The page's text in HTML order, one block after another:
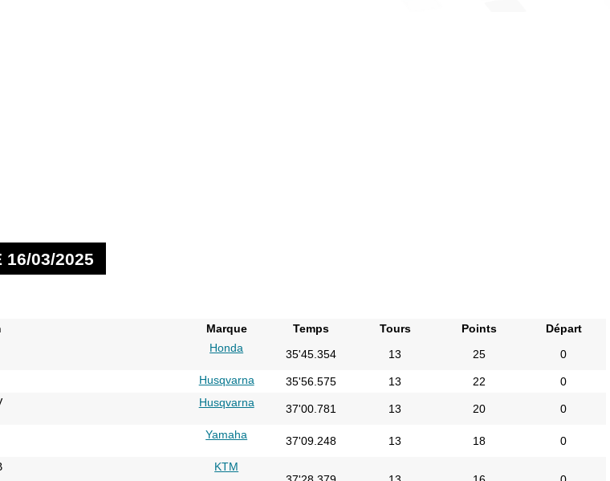
16/03/2025
Marque Temps Tours Points
Départ
Honda 35'45.354 13 25 0
Husqvarna 35'56.575 13 22 0
Husqvarna 37'00.781 13 20 0
Yamaha 37'09.248 13 18 0
KTM